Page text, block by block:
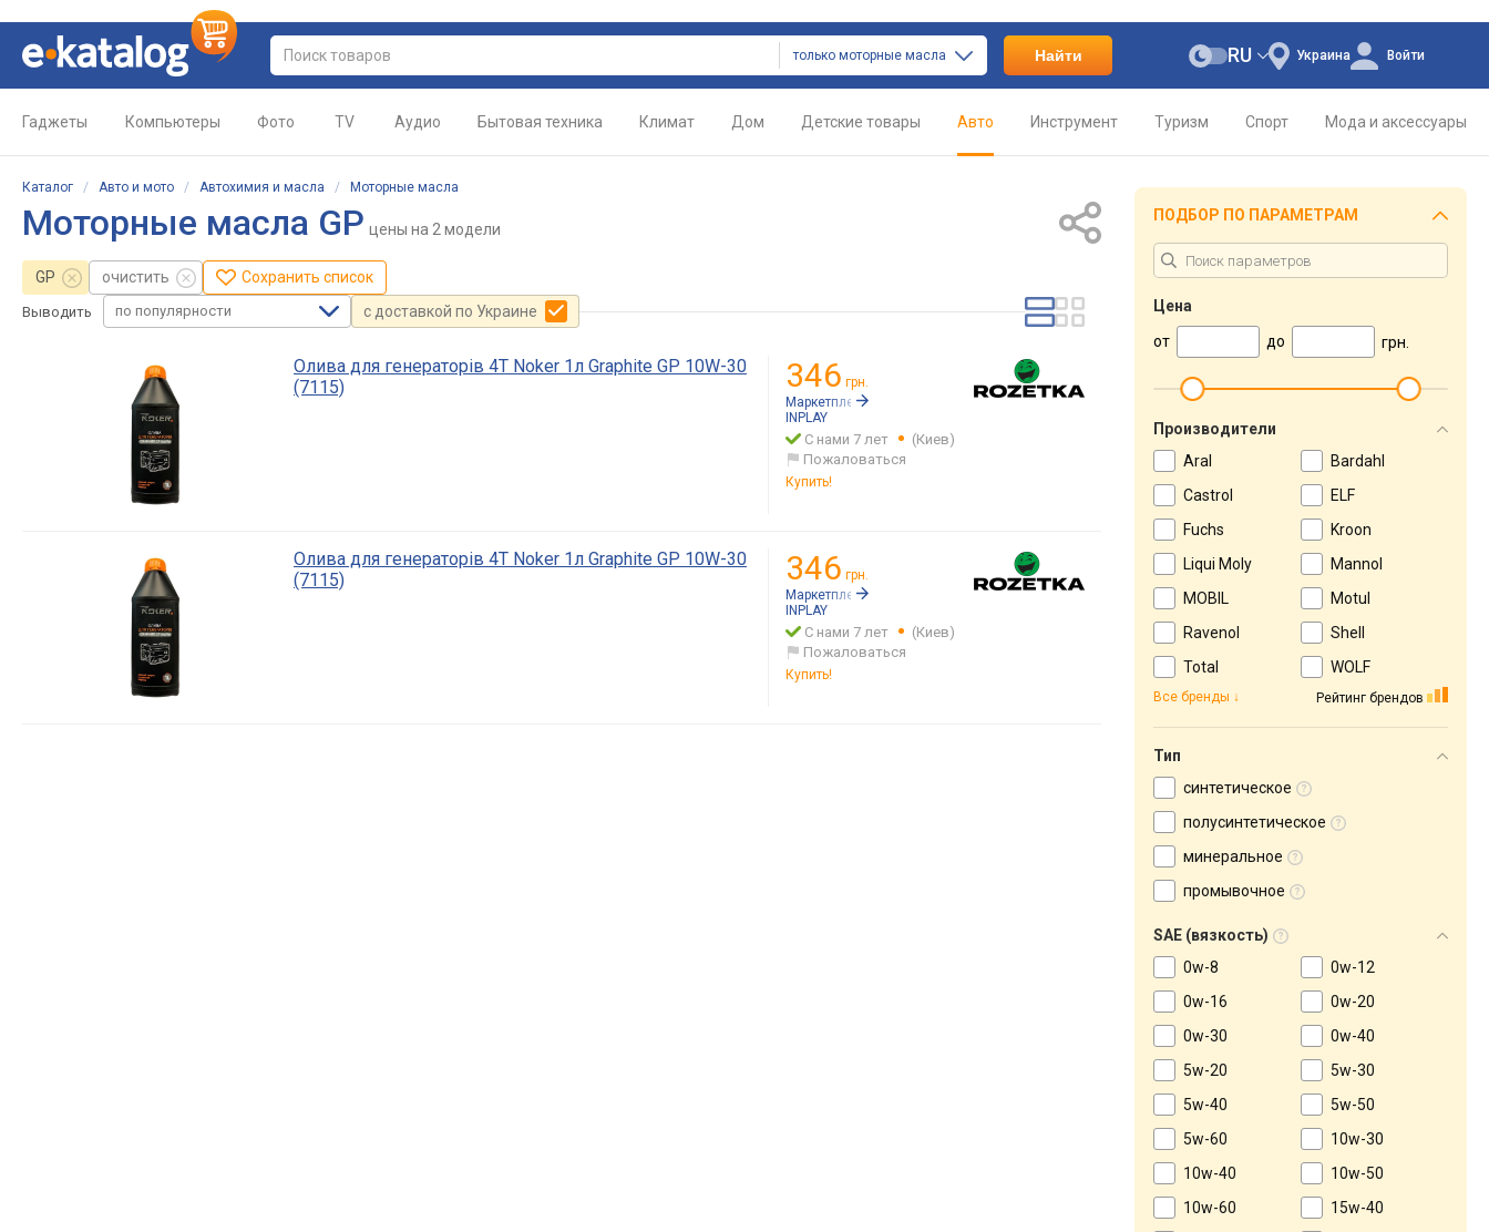
только моторные масла Найти Украина
RU Войти
Гаджеты Компьютеры Фото TV Аудио Бытовая техника Климат Дом Детские товары Авто Инструмент Туризм Спорт Мода и аксессуары
Каталог / Авто и мото / Автохимия и масла / Моторные масла
Моторные масла GP цены на 2 модели
GP очистить Сохранить список
Выводить по популярности с доставкой по Украине
Олива для генераторів 4T Noker 1л Graphite GP 10W-30
(7115)
346 грн.
Маркетплейс:
INPLAY
С нами 7 лет
(Киев)
Пожаловаться
Купить!
Олива для генераторів 4T Noker 1л Graphite GP 10W-30
(7115)
346 грн.
Маркетплейс:
INPLAY
С нами 7 лет
(Киев)
Пожаловаться
Купить!
ПОДБОР ПО ПАРАМЕТРАМ
Цена
от
до грн.
Производители
Aral
Bardahl
Castrol
ELF
Fuchs
Kroon
Liqui Moly
Mannol
MOBIL
Motul
Ravenol
Shell
Total
WOLF
Рейтинг брендов
Все бренды
Тип
синтетическое
полусинтетическое
минеральное
промывочное
SAE (вязкость)
0w-8
0w-12
0w-16
0w-20
0w-30
0w-40
5w-20
5w-30
5w-40
5w-50
5w-60
10w-30
10w-40
10w-50
10w-60
15w-40